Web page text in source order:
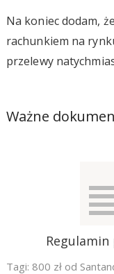
Na koniec dodam,
rachunkiem na
przelewy
Ważne
Tagi: 800 zł od